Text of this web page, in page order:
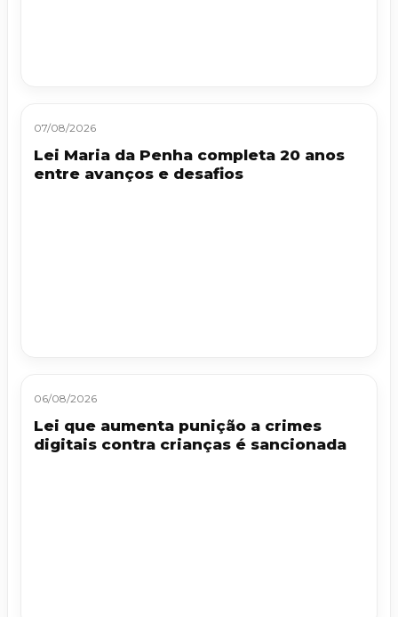
07/08/2026
Lei Maria da Penha completa 20 anos
entre avanços e desafios
06/08/2026
Lei que aumenta punição a crimes
digitais contra crianças é sancionada